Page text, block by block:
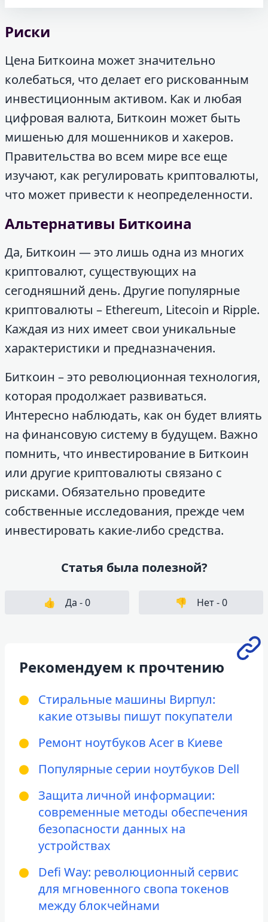
Риски
Цена Биткоина может значительно
колебаться, что делает его рискованным
инвестиционным активом. Как и любая
цифровая валюта, Биткоин может быть
мишенью для мошенников и хакеров.
Правительства во всем мире все еще
изучают, как регулировать криптовалюты,
что может привести к неопределенности.
Альтернативы Биткоина
Да, Биткоин — это лишь одна из многих
криптовалют, существующих на
сегодняшний день. Другие популярные
криптовалюты – Ethereum, Litecoin и Ripple.
Каждая из них имеет свои уникальные
характеристики и предназначения.
Биткоин – это революционная технология,
которая продолжает развиваться.
Интересно наблюдать, как он будет влиять
на финансовую систему в будущем. Важно
помнить, что инвестирование в Биткоин
или другие криптовалюты связано с
рисками. Обязательно проведите
собственные исследования, прежде чем
инвестировать какие-либо средства.
Статья была полезной?
👍 Да -0 👎 Нет -0
Рекомендуем к прочтению
Стиральные машины Вирпул:
какие отзывы пишут покупатели
Ремонт ноутбуков Acer в Киеве
Популярные серии ноутбуков Dell
Защита личной информации:
современные методы обеспечения
безопасности данных на
устройствах
Defi Way: революционный сервис
для мгновенного свопа токенов
между блокчейнами